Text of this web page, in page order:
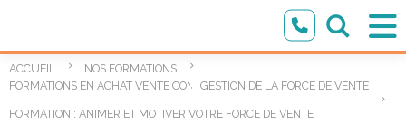
ACCUEIL
NOS FORMATIONS
FORMATIONS EN ACHAT VENTE COMMERCIAL
, GESTION DE LA FORCE DE VENTE
FORMATION : ANIMER ET MOTIVER VOTRE FORCE DE VENTE